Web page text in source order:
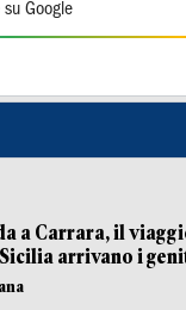
Google
a Carrara, il
arrivano i